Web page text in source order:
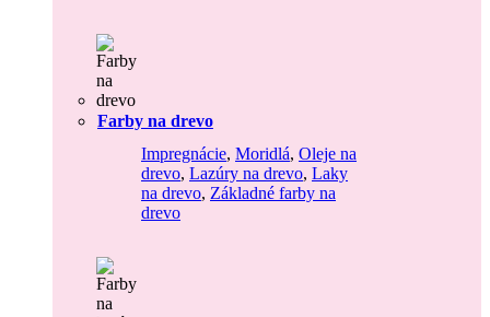
Farby na drevo
Impregnácie, Moridlá, Oleje na
drevo, Lazúry na drevo, Laky
na drevo, Základné farby na
drevo